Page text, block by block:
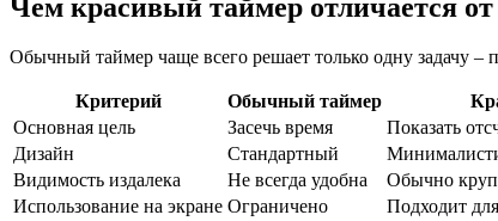
Чем красивый таймер отличается
Обычный таймер чаще всего решает только одну задачу –
Критерий Обычный таймер
Основная цель
Засечь время
Показать
Дизайн
Стандартный
Видимость издалека
Не всегда удобна
Обычно
Использование на экране Ограничено
Подходит